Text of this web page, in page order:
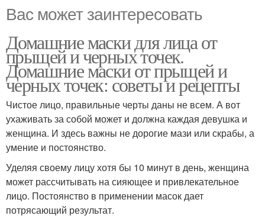
Вас может заинтересовать
Домашние маски для лица от
прыщей и черных точек.
Домашние маски от прыщей и
черных точек: советы и рецепты
Чистое лицо, правильные черты даны не всем. А вот
ухаживать за собой может и должна каждая девушка и
женщина. И здесь важны не дорогие мази или скрабы, а
умение и постоянство.
Уделяя своему лицу хотя бы 10 минут в день, женщина
может рассчитывать на сияющее и привлекательное
лицо. Постоянство в применении масок дает
потрясающий результат.